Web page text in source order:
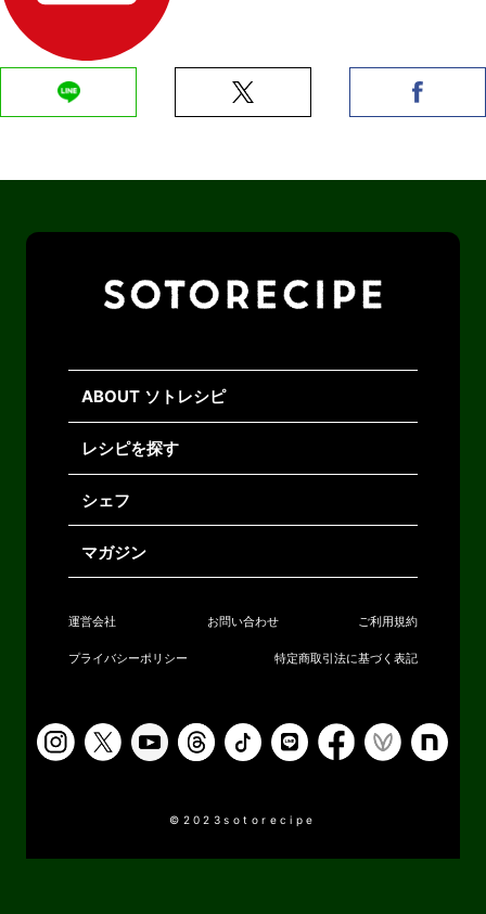
ABOUT ソトレシピ
レシピを探す
シェフ
マガジン
運営会社 お問い合わせ ご利用規約
プライバシーポリシー 特定商取引法に基づく表記
©2023sotorecipe